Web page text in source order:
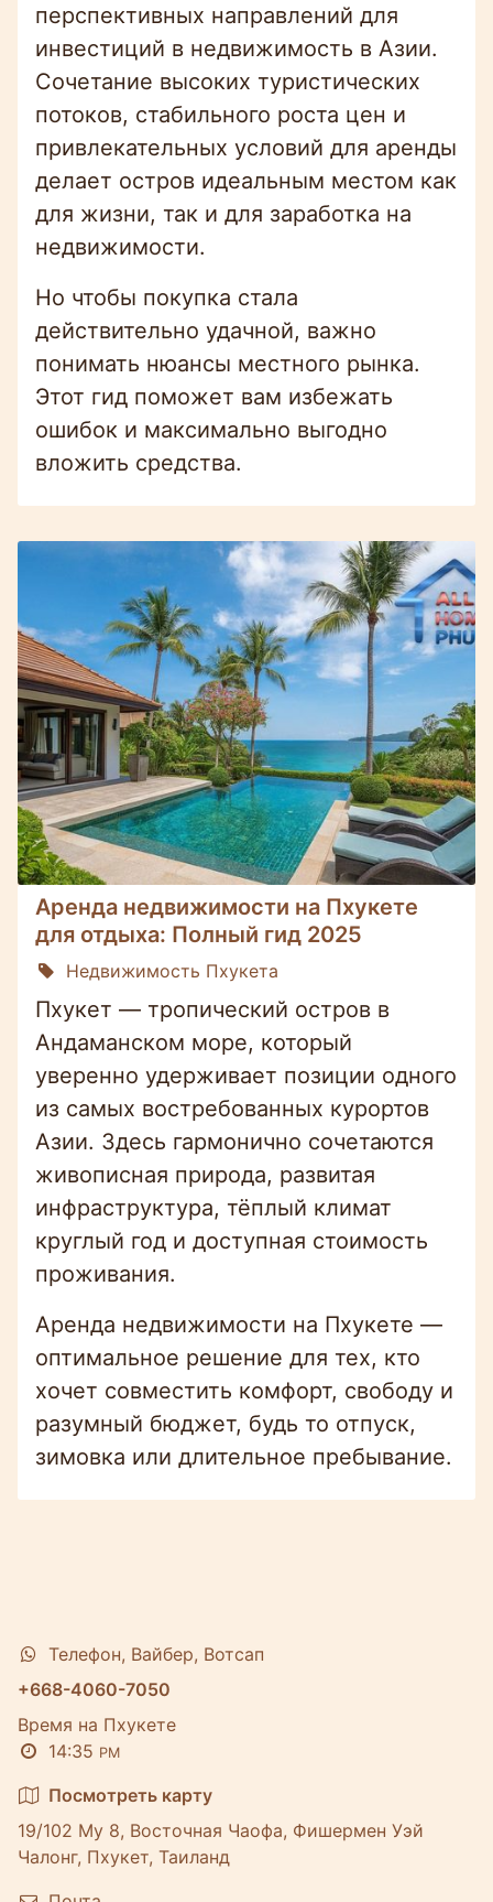
перспективных направлений для
инвестиций в недвижимость в Азии.
Сочетание высоких туристических
потоков, стабильного роста цен и
привлекательных условий для аренды
делает остров идеальным местом как
для жизни, так и для заработка на
недвижимости.
Но чтобы покупка стала
действительно удачной, важно
понимать нюансы местного рынка.
Этот гид поможет вам избежать
ошибок и максимально выгодно
вложить средства.
Аренда недвижимости на Пхукете
для отдыха: Полный гид 2025
Недвижимость Пхукета
Пхукет — тропический остров в
Андаманском море, который
уверенно удерживает позиции одного
из самых востребованных курортов
Азии. Здесь гармонично сочетаются
живописная природа, развитая
инфраструктура, тёплый климат
круглый год и доступная стоимость
проживания.
Аренда недвижимости на Пхукете —
оптимальное решение для тех, кто
хочет совместить комфорт, свободу и
разумный бюджет, будь то отпуск,
зимовка или длительное пребывание.
Телефон, Вайбер, Вотсап
+668-4060-7050
Время на Пхукете
14:35 PM
Посмотреть карту
19/102 Му 8, Восточная Чаофа, Фишермен Уэй
Чалонг, Пхукет, Таиланд